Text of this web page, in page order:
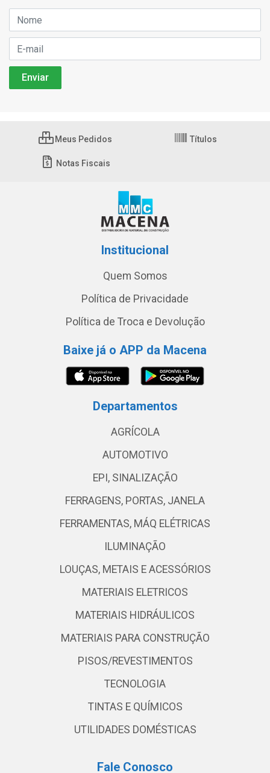
Meus Pedidos Títulos
Notas Fiscais
Institucional
Quem Somos
Política de Privacidade
Política de Troca e Devolução
Baixe já o APP da Macena
Departamentos
AGRÍCOLA
AUTOMOTIVO
EPI, SINALIZAÇÃO
FERRAGENS, PORTAS, JANELA
FERRAMENTAS, MÁQ ELÉTRICAS
ILUMINAÇÃO
LOUÇAS, METAIS E ACESSÓRIOS
MATERIAIS ELETRICOS
MATERIAIS HIDRÁULICOS
MATERIAIS PARA CONSTRUÇÃO
PISOS/REVESTIMENTOS
TECNOLOGIA
TINTAS E QUÍMICOS
UTILIDADES DOMÉSTICAS
Fale Conosco